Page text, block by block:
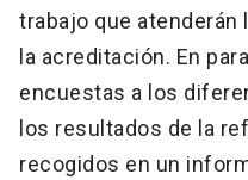
trabajo que
la acreditación. En
encuestas a los
los resultados de la
recogidos en un